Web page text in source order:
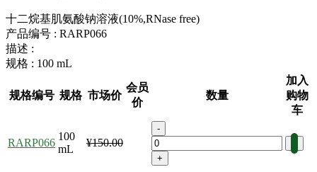
十二烷基肌氨酸钠溶液(10%,RNase free)
产品编号 : RARP066
描述 :
规格 : 100 mL
规格编号 规格 市场价
会员
价
数量
加入
购物
车
RARP066
100
mL
¥150.00
-
+